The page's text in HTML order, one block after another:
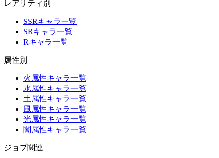
レアリティ別
SSRキャラ一覧
SRキャラ一覧
Rキャラ一覧
属性別
火属性キャラ一覧
水属性キャラ一覧
土属性キャラ一覧
風属性キャラ一覧
光属性キャラ一覧
闇属性キャラ一覧
ジョブ関連